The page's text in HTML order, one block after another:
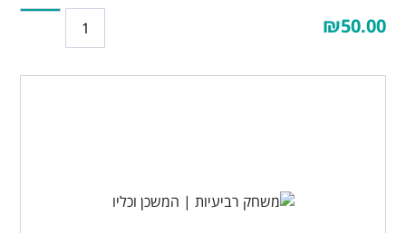
₪50.00